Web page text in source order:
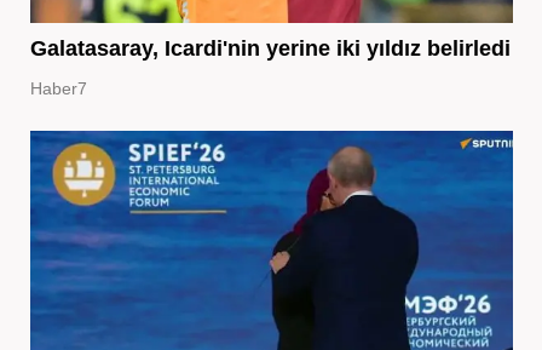
Galatasaray, Icardi'nin yerine iki yıldız belirledi
Haber7